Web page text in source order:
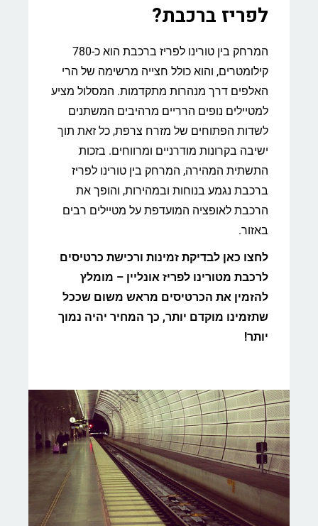
לפריז ברכבת?
המרחק בין טורינו לפריז ברכבת הוא כ-780
קילומטרים, והוא כולל חצייה מרשימה של הרי
האלפים דרך מנהרות מתקדמות. המסלול מציע
למטיילים נופים הרריים מרהיבים המשתנים
לשדות הפתוחים של מזרח צרפת, כל זאת תוך
ישיבה בקרונות מודרניים ומרווחים. בזכות
התשתית המהירה, המרחק בין טורינו לפריז
ברכבת נגמע בנוחות ובמהירות, והופך את
הרכבת לאופציה המועדפת על מטיילים רבים
באזור.
לחצו כאן לבדיקת זמינות ורכישת כרטיסים
לרכבת מטורינו לפריז אונליין – מומלץ
להזמין את הכרטיסים מראש משום שככל
שתזמינו מוקדם יותר, כך המחיר יהיה נמוך
יותר!